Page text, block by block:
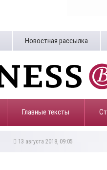
Новостная рассылка
Главные тексты
13 августа 2018, 09:05